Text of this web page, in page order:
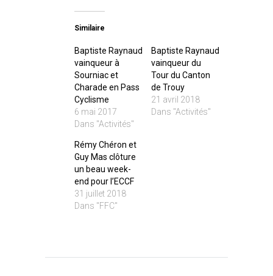
Similaire
Baptiste Raynaud
vainqueur à
Sourniac et
Charade en Pass
Cyclisme
6 mai 2017
Dans "Activités"
Baptiste Raynaud
vainqueur du
Tour du Canton
de Trouy
21 avril 2018
Dans "Activités"
Rémy Chéron et
Guy Mas clôture
un beau week-
end pour l’ECCF
31 juillet 2018
Dans "FFC"